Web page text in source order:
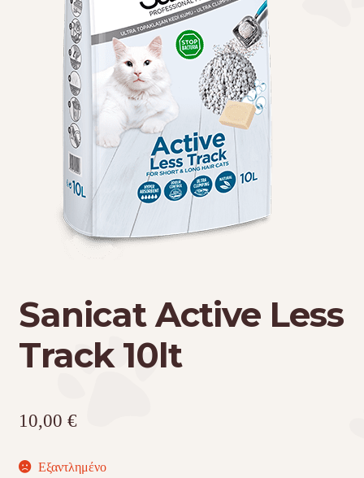
Τσάντες μεταφοράς
Επικοινωνία
Φροντίδα – Είδη Υγιεινής
Sanicat Active Less
Track 10lt
10,00 €
Εξαντλημένο